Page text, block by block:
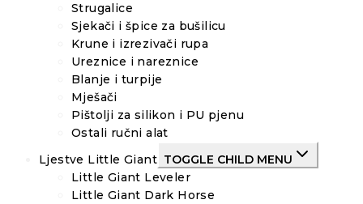
Strugalice
Sjekači i špice za bušilicu
Krune i izrezivači rupa
Ureznice i nareznice
Blanje i turpije
Mješači
Pištolji za silikon i PU pjenu
Ostali ručni alat
Ljestve Little Giant TOGGLE CHILD MENU
Little Giant Leveler
Little Giant Dark Horse